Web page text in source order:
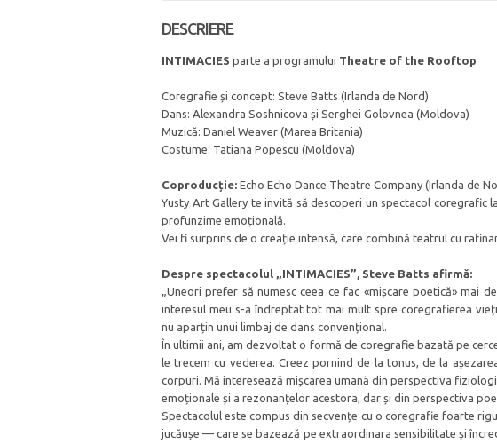
DESCRIERE
INTIMACIES parte a programului Theatre of the Rooftop
Coregrafie și concept: Steve Batts (Irlanda de Nord)
Dans: Alexandra Soshnicova și Serghei Golovnea (Moldova)
Muzică: Daniel Weaver (Marea Britania)
Costume: Tatiana Popescu (Moldova)
Coproducție: Echo Echo Dance Theatre Company (Irlanda de
Yusty Art Gallery te invită să descoperi un spectacol coregrafic
profunzime emoțională.
Vei fi surprins de o creație intensă, care combină teatrul cu
Despre spectacolul „INTIMACIES”, Steve Batts afirmă:
„Uneori prefer să numesc ceea ce fac «mișcare poetică» mai
interesul meu s-a îndreptat tot mai mult spre coregrafierea
nu aparțin unui limbaj de dans convențional.
În ultimii ani, am dezvoltat o formă de coregrafie bazată pe
le trecem cu vederea. Creez pornind de la tonus, de la
corpuri. Mă interesează mișcarea umană din perspectiva
emoționale și a rezonanțelor acestora, dar și din perspectiva
Spectacolul este compus din secvențe cu o coregrafie foarte
jucăușe — care se bazează pe extraordinara sensibilitate și